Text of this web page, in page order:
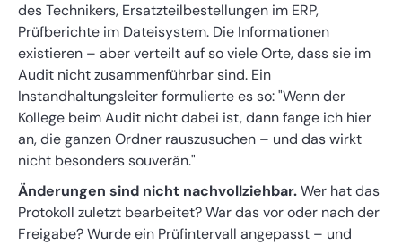
des Technikers, Ersatzteilbestellungen im ERP,
Prüfberichte im Dateisystem. Die Informationen
existieren – aber verteilt auf so viele Orte, dass sie im
Audit nicht zusammenführbar sind. Ein
Instandhaltungsleiter formulierte es so: "Wenn der
Kollege beim Audit nicht dabei ist, dann fange ich hier
an, die ganzen Ordner rauszusuchen – und das wirkt
nicht besonders souverän."
Änderungen sind nicht nachvollziehbar.Wer hat das
Protokoll zuletzt bearbeitet? War das vor oder nach der
Freigabe? Wurde ein Prüfintervall angepasst – und